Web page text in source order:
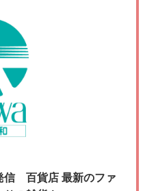
百貨店 最新のファ